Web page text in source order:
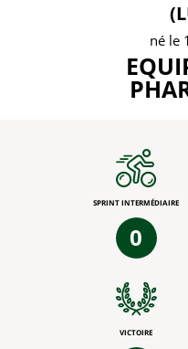
né le
SPRINT INTERMÉDIAIRE
0
VICTOIRE